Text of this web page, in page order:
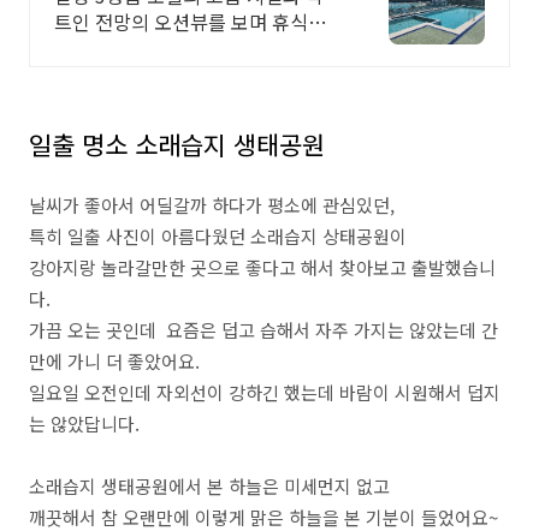
트인 전망의 오션뷰를 보며 휴식을
일출 명소 소래습지 생태공원
날씨가 좋아서 어딜갈까 하다가 평소에 관심있던,
특히 일출 사진이 아름다웠던 소래습지 상태공원이
강아지랑 놀라갈만한 곳으로 좋다고 해서 찾아보고 출발했습니
다.
가끔 오는 곳인데 요즘은 덥고 습해서 자주 가지는 않았는데 간
만에 가니 더 좋았어요.
일요일 오전인데 자외선이 강하긴 했는데 바람이 시원해서 덥지
는 않았답니다.
소래습지 생태공원에서 본 하늘은 미세먼지 없고
깨끗해서 참 오랜만에 이렇게 맑은 하늘을 본 기분이 들었어요~